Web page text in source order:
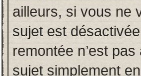
ailleurs, si vous ne
sujet est
remontée n’est
sujet simplement